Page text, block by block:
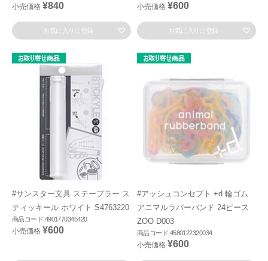
小売価格 ¥840
お気に入りに登録
小売価格 ¥600
お気に入りに登録
#サンスター文具 ステープラー ス
ティッキール ホワイト S4763220
商品コード:4901770345420
小売価格 ¥600
#アッシュコンセプト +d 輪ゴム
アニマルラバーバンド 24ピース
ZOO D003
商品コード:4580122320034
小売価格 ¥600